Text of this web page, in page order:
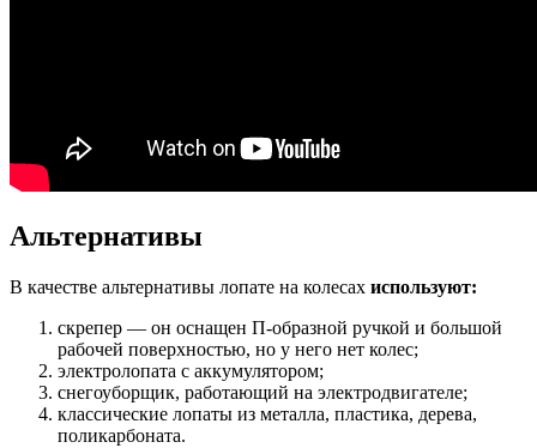
Альтернативы
В качестве альтернативы лопате на колесах используют:
скрепер — он оснащен П-образной ручкой и большой
рабочей поверхностью, но у него нет колес;
электролопата с аккумулятором;
снегоуборщик, работающий на электродвигателе;
классические лопаты из металла, пластика, дерева,
поликарбоната.